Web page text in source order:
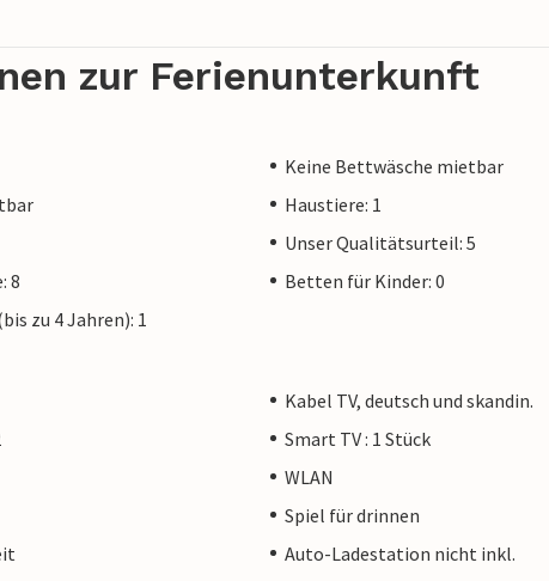
zur Ferienunterkunft
Keine Bettwäsche mietbar
Haustiere: 1
Unser Qualitätsurteil: 5
8
Betten für Kinder: 0
zu 4 Jahren): 1
Kabel TV, deutsch und skandin.
Smart TV : 1 Stück
WLAN
Spiel für drinnen
Auto-Ladestation nicht inkl.